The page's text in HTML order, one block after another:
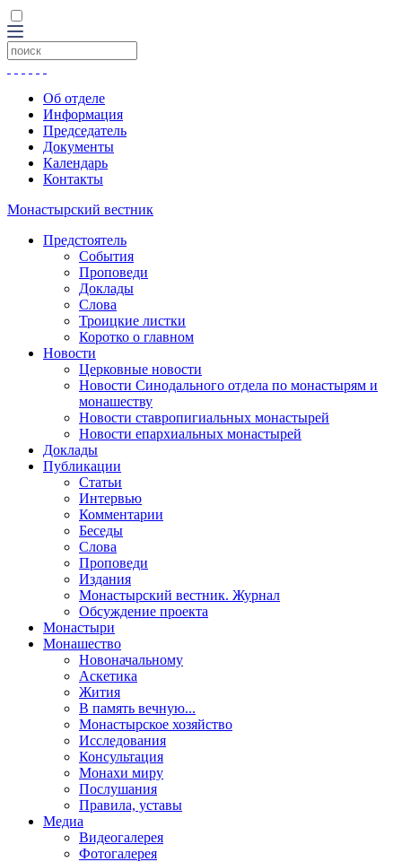
Об отделе
Информация
Председатель
Документы
Календарь
Контакты
Монастырский вестник
Предстоятель
События
Проповеди
Доклады
Слова
Троицкие листки
Коротко о главном
Новости
Церковные новости
Новости Синодального отдела по монастырям и
монашеству
Новости ставропигиальных монастырей
Новости епархиальных монастырей
Доклады
Публикации
Статьи
Интервью
Комментарии
Беседы
Слова
Проповеди
Издания
Монастырский вестник. Журнал
Обсуждение проекта
Монастыри
Монашество
Новоначальному
Аскетика
Жития
В память вечную...
Монастырское хозяйство
Исследования
Консультация
Монахи миру
Послушания
Правила, уставы
Медиа
Видеогалерея
Фотогалерея